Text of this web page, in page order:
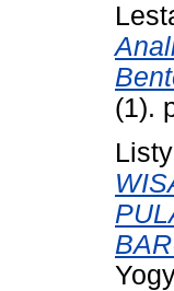
(1).